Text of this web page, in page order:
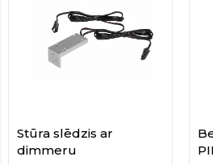
Stūra slēdzis ar
dimmeru